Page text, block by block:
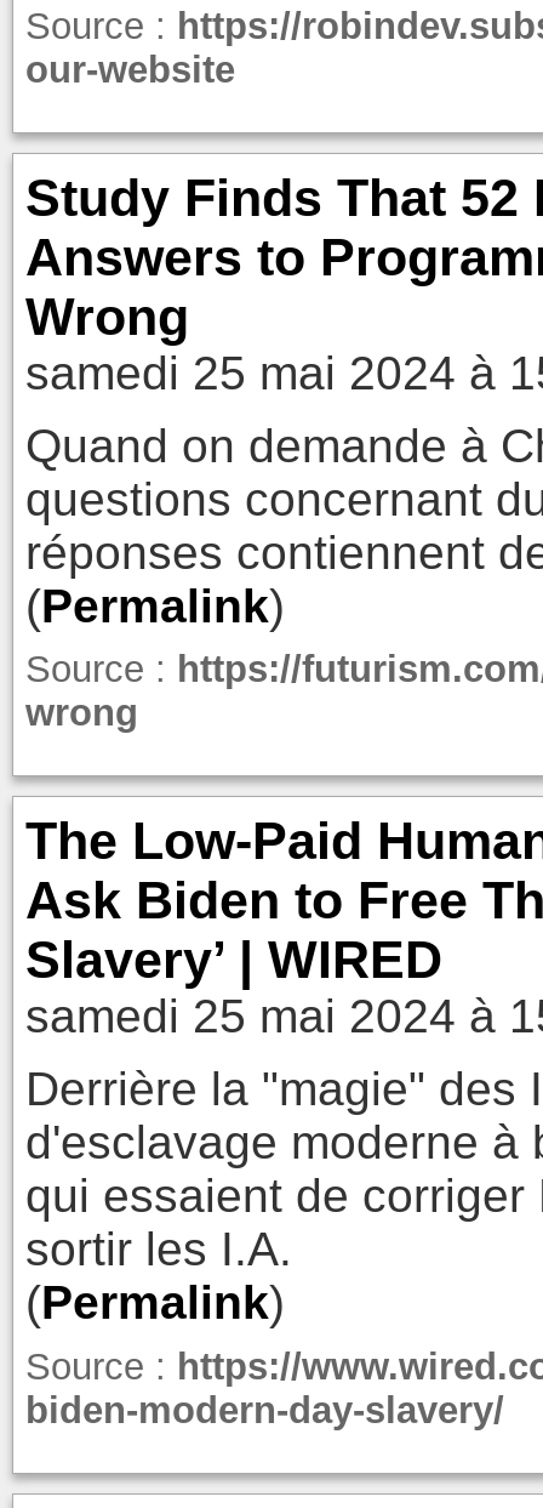
Source : https://
our-website
Study Finds That 52
Answers to
Wrong
samedi 25 mai 2024 à
Quand on demande à
questions concernant
réponses contiennent
(Permalink)
Source : https://
wrong
The Low-Paid
Ask Biden to Free
Slavery’ | WIRED
samedi 25 mai 2024 à
Derrière la "magie" des
d'esclavage moderne à
qui essaient de
sortir les I.A.
(Permalink)
Source : https://
biden-modern-day-slavery/